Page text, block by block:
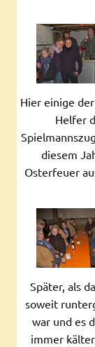
Hier einige
Helfer
diesem
Osterfeuer
Später, als
soweit
war und es
immer